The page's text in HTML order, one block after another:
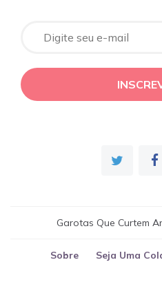
Garotas Que Curtem
Sobre Seja Uma